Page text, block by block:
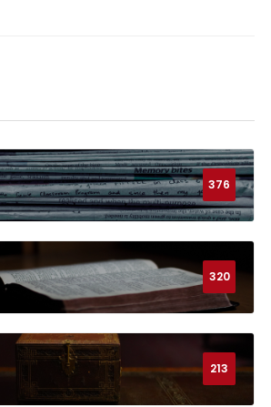
376
320
213